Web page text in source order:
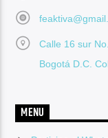
Calle 16 sur
Bogotá D.C.
MENU